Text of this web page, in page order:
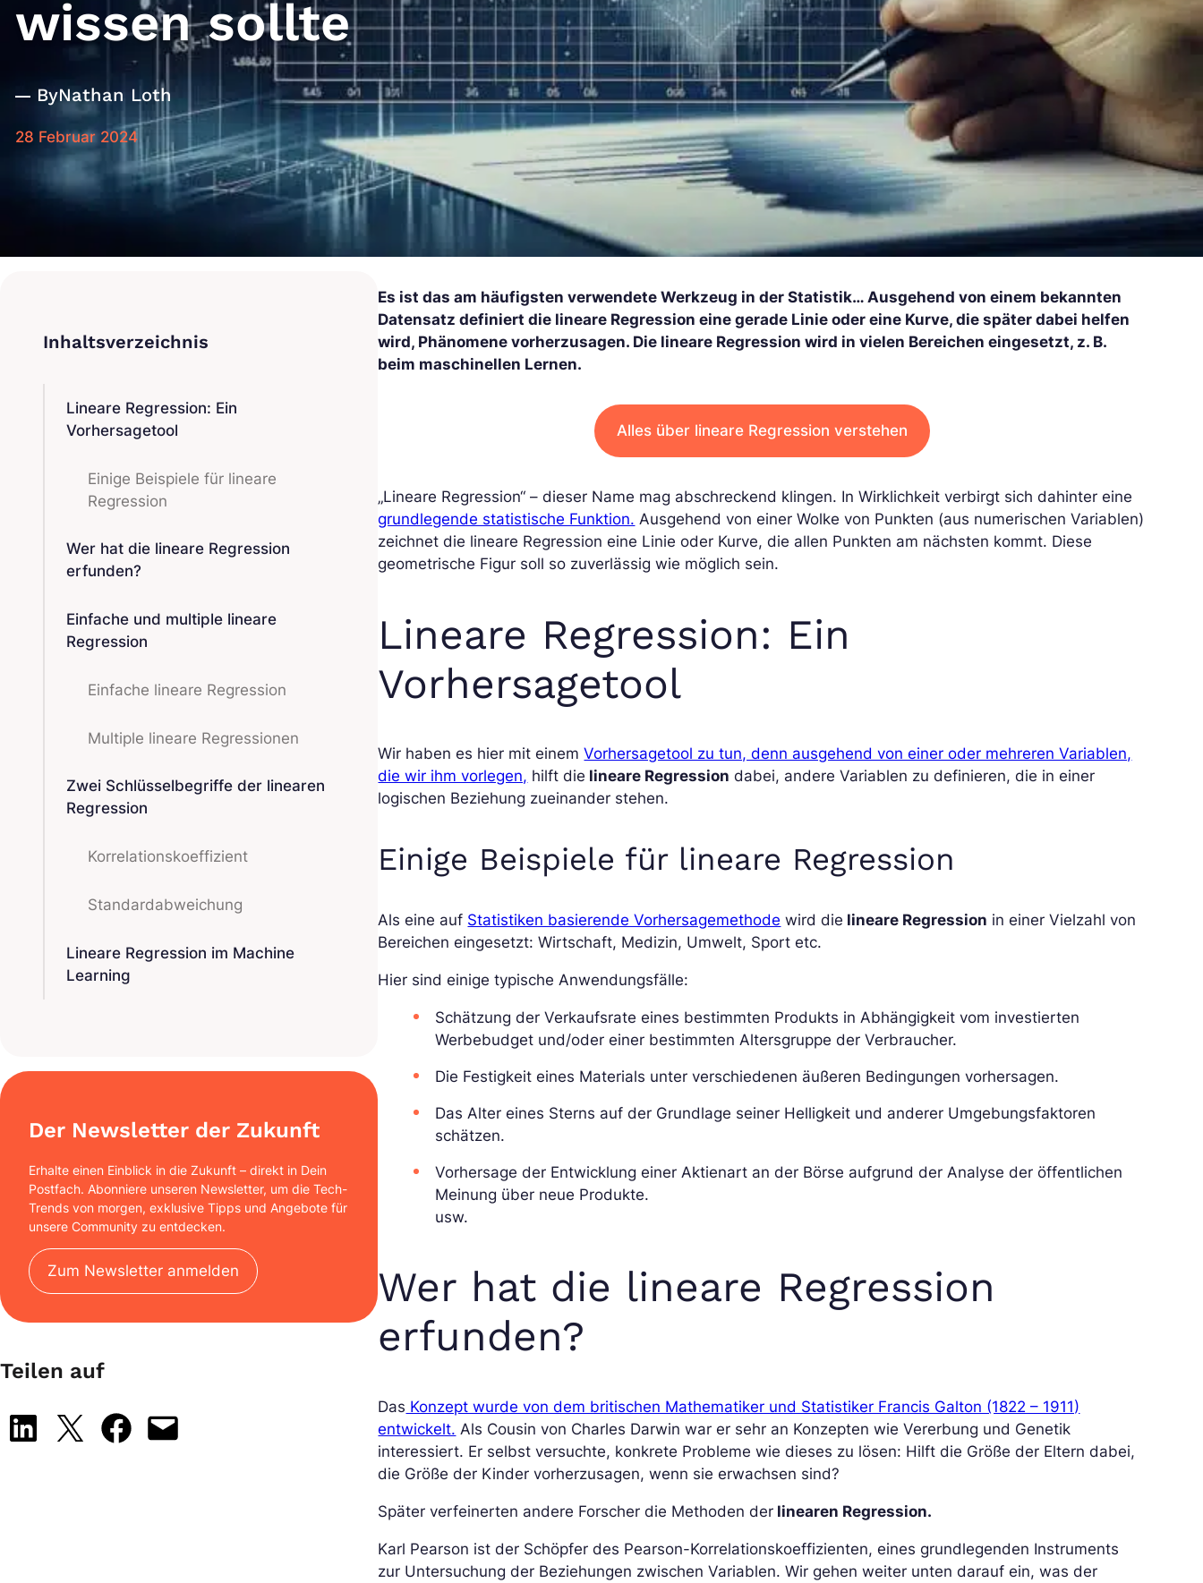
wissen sollte
ByNathan Loth
28 Februar 2024
Lineare Regression: Ein
Vorhersagetool
Einige Beispiele für lineare
Regression
Wer hat die lineare Regression
erfunden?
Einfache und multiple lineare
Regression
Einfache lineare Regression
Multiple lineare Regressionen
Zwei Schlüsselbegriffe der linearen
Regression
Korrelationskoeffizient
Standardabweichung
Lineare Regression im Machine
Learning
Der Newsletter der Zukunft
Erhalte einen Einblick in die Zukunft – direkt in Dein
Postfach. Abonniere unseren Newsletter, um die Tech-
Trends von morgen, exklusive Tipps und Angebote für
unsere Community zu entdecken.
Zum Newsletter anmelden
Teilen auf
Share on LinkedIn
Share on X Share on Facebook
Email this Page
Es ist das am häufigsten verwendete Werkzeug in der Statistik… Ausgehend von einem bekannten
Datensatz definiert die lineare Regression eine gerade Linie oder eine Kurve, die später dabei helfen
wird, Phänomene vorherzusagen. Die lineare Regression wird in vielen Bereichen eingesetzt, z. B.
beim maschinellen Lernen.
Alles über lineare Regression verstehen
„Lineare Regression“ – dieser Name mag abschreckend klingen. In Wirklichkeit verbirgt sich dahinter eine
grundlegende statistische Funktion. Ausgehend von einer Wolke von Punkten (aus numerischen Variablen)
zeichnet die lineare Regression eine Linie oder Kurve, die allen Punkten am nächsten kommt. Diese
geometrische Figur soll so zuverlässig wie möglich sein.
Lineare Regression: Ein
Vorhersagetool
Wir haben es hier mit einemVorhersagetool zu tun, denn ausgehend von einer oder mehreren Variablen,
die wir ihm vorlegen, hilft die lineare Regression dabei, andere Variablen zu definieren, die in einer
logischen Beziehung zueinander stehen.
Einige Beispiele für lineare Regression
Als eine auf Statistiken basierende Vorhersagemethode wird die lineare Regression in einer Vielzahl von
Bereichen eingesetzt: Wirtschaft, Medizin, Umwelt, Sport etc.
Hier sind einige typische Anwendungsfälle:
Schätzung der Verkaufsrate eines bestimmten Produkts in Abhängigkeit vom investierten
Werbebudget und/oder einer bestimmten Altersgruppe der Verbraucher.
Die Festigkeit eines Materials unter verschiedenen äußeren Bedingungen vorhersagen.
Das Alter eines Sterns auf der Grundlage seiner Helligkeit und anderer Umgebungsfaktoren
schätzen.
Vorhersage der Entwicklung einer Aktienart an der Börse aufgrund der Analyse der öffentlichen
Meinung über neue Produkte.
usw.
Wer hat die lineare Regression
erfunden?
Das Konzept wurde von dem britischen Mathematiker und Statistiker Francis Galton (1822 – 1911)
entwickelt. Als Cousin von Charles Darwin war er sehr an Konzepten wie Vererbung und Genetik
interessiert. Er selbst versuchte, konkrete Probleme wie dieses zu lösen: Hilft die Größe der Eltern dabei,
die Größe der Kinder vorherzusagen, wenn sie erwachsen sind?
Später verfeinerten andere Forscher die Methoden der linearen Regression.
Karl Pearson ist der Schöpfer des Pearson-Korrelationskoeffizienten, eines grundlegenden Instruments
zur Untersuchung der Beziehungen zwischen Variablen. Wir gehen weiter unten darauf ein, was der